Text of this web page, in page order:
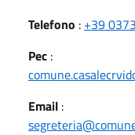
Telefono : +39
Pec :
Email :